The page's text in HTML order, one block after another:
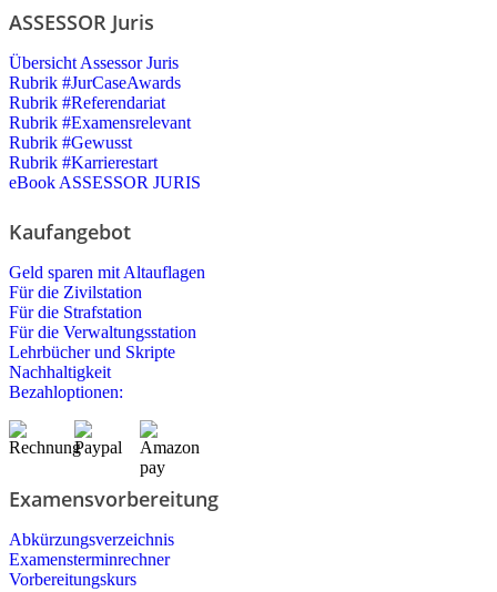
ASSESSOR Juris
Übersicht Assessor Juris
Rubrik #JurCaseAwards
Rubrik #Referendariat
Rubrik #Examensrelevant
Rubrik #Gewusst
Rubrik #Karrierestart
eBook ASSESSOR JURIS
Kaufangebot
Geld sparen mit Altauflagen
Für die Zivilstation
Für die Strafstation
Für die Verwaltungsstation
Lehrbücher und Skripte
Nachhaltigkeit
Bezahloptionen:
Examensvorbereitung
Abkürzungsverzeichnis
Examensterminrechner
Vorbereitungskurs